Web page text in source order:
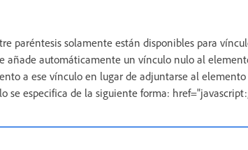
paréntesis solamente están disponibles para
añade automáticamente un vínculo nulo al
a ese vínculo en lugar de adjuntarse al
se especifica de la siguiente forma: